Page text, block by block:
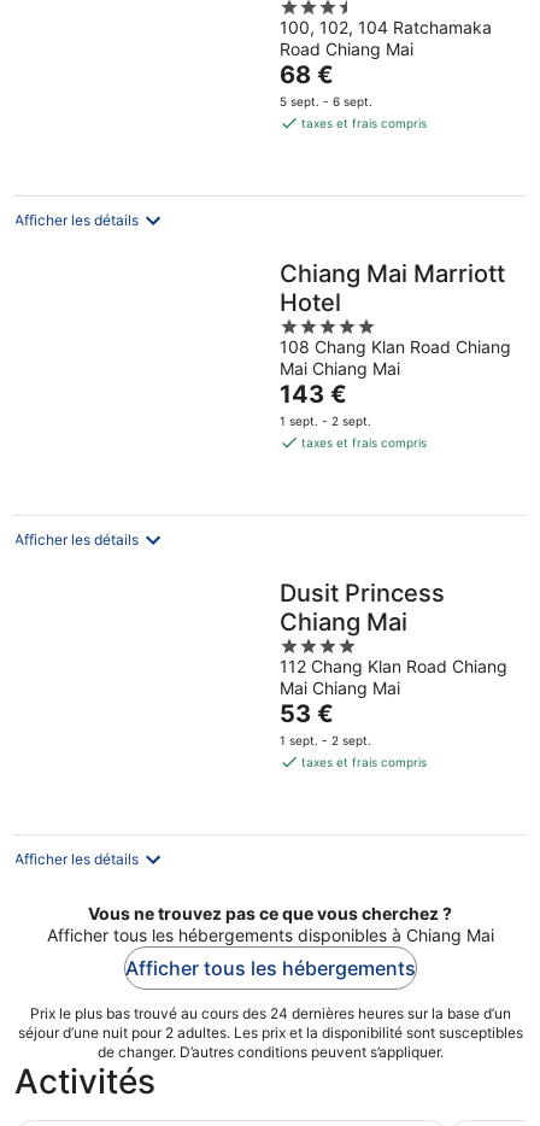
3.5
out
of
5
100, 102, 104 Ratchamaka
Road Chiang Mai
Le
prix
est
par
68 €
5 sept. - 6 sept.
taxes et frais compris
Afficher les détails
Chiang Mai Marriott
Hotel
5
out
of
5
108 Chang Klan Road Chiang
Mai Chiang Mai
Le
prix
est
par
143 €
1 sept. - 2 sept.
taxes et frais compris
Afficher les détails
Dusit Princess
Chiang Mai
4
out
of
5
112 Chang Klan Road Chiang
Mai Chiang Mai
Le
prix
est
par
53 €
1 sept. - 2 sept.
taxes et frais compris
Afficher les détails
Vous ne trouvez pas ce que vous cherchez ?
Afficher tous les hébergements disponibles à Chiang Mai
Afficher tous les hébergements
Prix le plus bas trouvé au cours des 24 dernières heures sur la base d’un
séjour d’une nuit pour 2 adultes. Les prix et la disponibilité sont susceptibles
de changer. D’autres conditions peuvent s’appliquer.
Activités